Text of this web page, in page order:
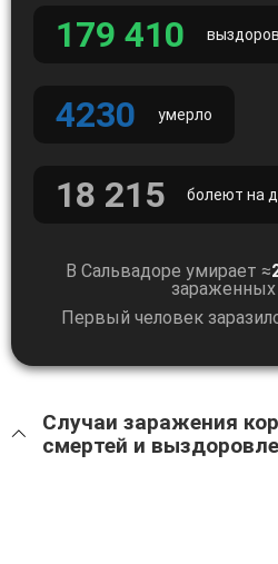
179 410
4230 умерло
18 215 болеют на
В Сальвадоре умирает ≈
зараженных
Первый человек
Случаи заражения
смертей и